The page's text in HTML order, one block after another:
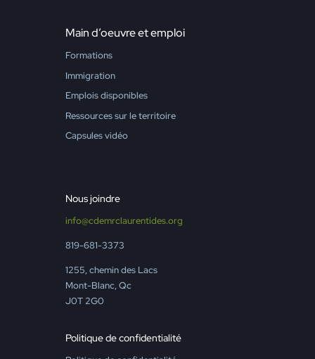
Main d’oeuvre et emploi
Formations
Immigration
Emplois disponibles
Ressources sur le territoire
Capsules vidéo
Nous joindre
info@cdemrclaurentides.org
819-681-3373
1255, chemin des Lacs
Mont-Blanc, Qc
J0T 2G0
Politique de confidentialité